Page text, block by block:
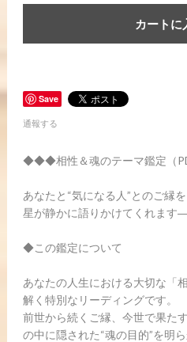
カートに
Save
通報する
◆◆◆相性＆魂のテーマ鑑定（
あなたと“気になる人”とのご縁を
星が静かに語りかけてくれま
◆この鑑定について
あなたの人生における大切な「
解く特別なリーディングです。
前世から続くご縁、今世で果た
の中に隠された“魂の目的”を明